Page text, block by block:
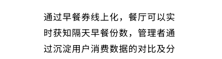
通过早餐券线上化，餐厅可以实
时获知隔天早餐份数，管理者通
过沉淀用户消费数据的对比及分